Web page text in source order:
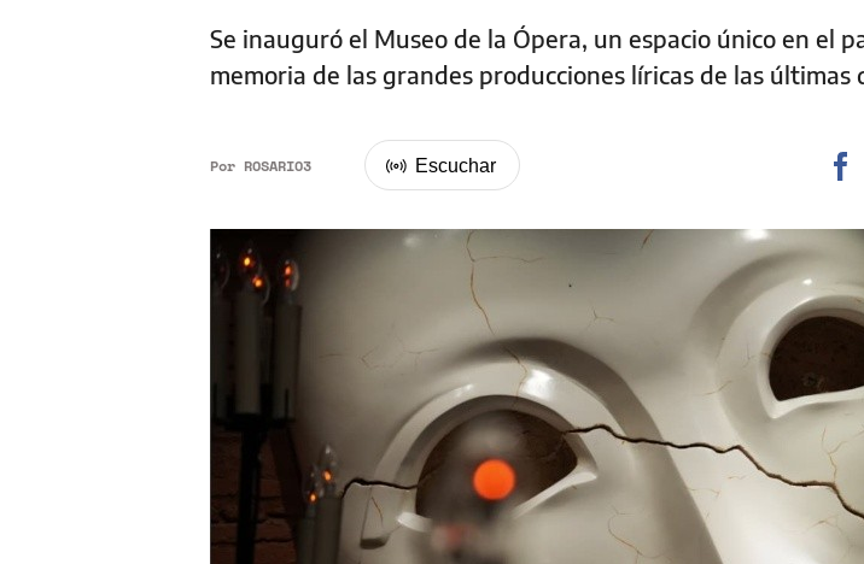
Se inauguró el Museo de la Ópera, un espacio único en el
memoria de las grandes producciones líricas de las últimas
Por ROSARIO3